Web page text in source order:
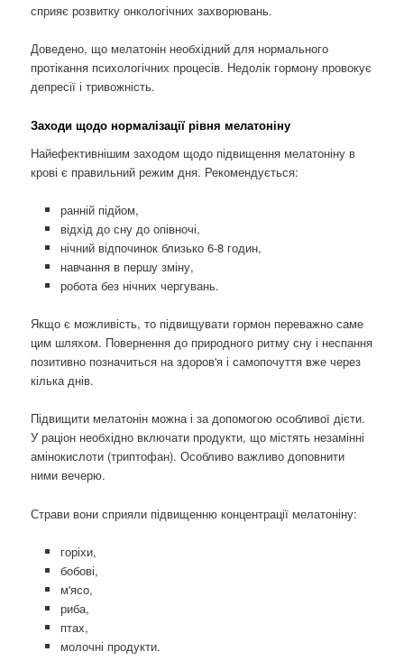
сприяє розвитку онкологічних захворювань.
Доведено, що мелатонін необхідний для нормального
протікання психологічних процесів. Недолік гормону провокує
депресії і тривожність.
Заходи щодо нормалізації рівня мелатоніну
Найефективнішим заходом щодо підвищення мелатоніну в
крові є правильний режим дня. Рекомендується:
ранній підйом,
відхід до сну до опівночі,
нічний відпочинок близько 6-8 годин,
навчання в першу зміну,
робота без нічних чергувань.
Якщо є можливість, то підвищувати гормон переважно саме
цим шляхом. Повернення до природного ритму сну і неспання
позитивно позначиться на здоров'я і самопочуття вже через
кілька днів.
Підвищити мелатонін можна і за допомогою особливої ​​дієти.
У раціон необхідно включати продукти, що містять незамінні
амінокислоти (триптофан). Особливо важливо доповнити
ними вечерю.
Страви вони сприяли підвищенню концентрації мелатоніну:
горіхи,
бобові,
м'ясо,
риба,
птах,
молочні продукти.